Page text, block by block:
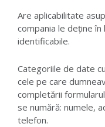
Are aplicabilitate
compania le deține
identificabile.
Categoriile de date
cele pe care
completării
se numără: numele,
telefon.